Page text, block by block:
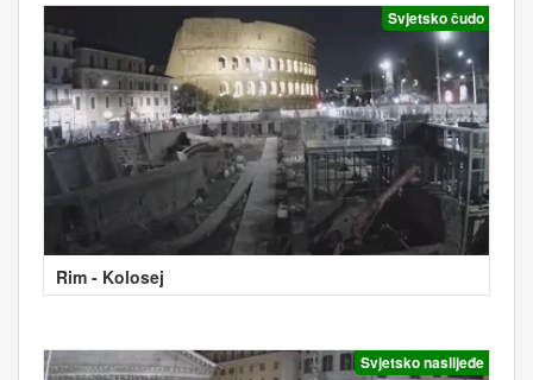
Svjetsko čudo
Rim - Kolosej
Svjetsko naslijeđe